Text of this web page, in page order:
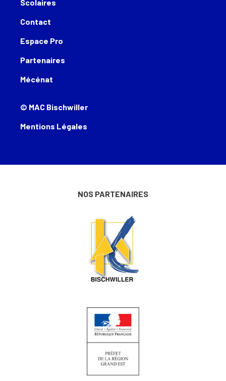
Scolaires
Contact
Espace Pro
Partenaires
Mécénat
© MAC Bischwiller
Mentions Légales
NOS PARTENAIRES